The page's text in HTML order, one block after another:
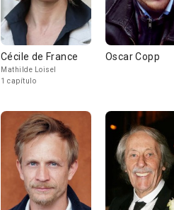
Cécile de France
Mathilde Loisel
1 capítulo
Oscar Copp